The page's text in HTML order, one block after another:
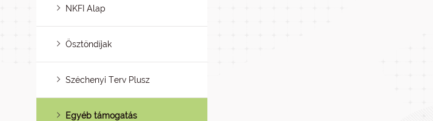
NKFI Alap
Ösztöndíjak
Széchenyi Terv Plusz
Egyéb támogatás